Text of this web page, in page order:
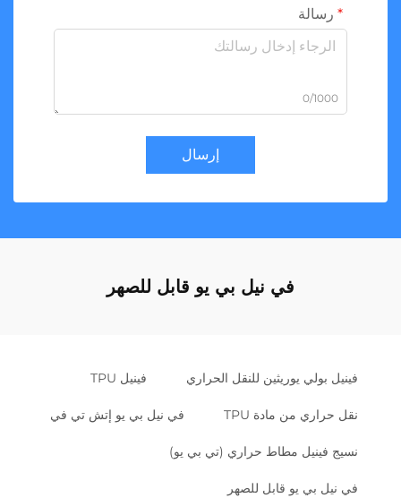
رسالة
0/1000
إرسال
في نيل بي يو قابل للصهر
فينيل بولي يوريثين للنقل الحراري فينيل TPU
نقل حراري من مادة TPU في نيل بي يو إتش تي في
نسيج فينيل مطاط حراري (تي بي يو)
في نيل بي يو قابل للصهر